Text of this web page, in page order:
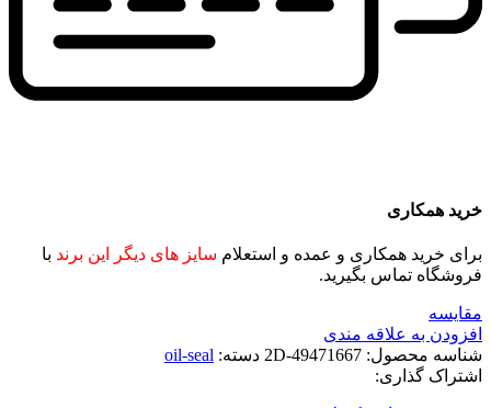
خرید همکاری
برای خرید همکاری و عمده و استعلام سایز های دیگر این برند با
فروشگاه تماس بگیرید.
مقايسه
افزودن به علاقه مندی
شناسه محصول: 2D-49471667 دسته: oil-seal
اشتراک گذاری: